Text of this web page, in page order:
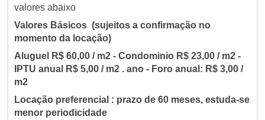
valores abaixo
Valores Básicos (sujeitos a confirmação no
momento da locação)
Aluguel R$ 60,00 / m2 - Condominio R$ 23,00 / m2 -
IPTU anual R$ 5,00 / m2 . ano - Foro anual: R$ 3,00 /
m2
Locação preferencial : prazo de 60 meses, estuda-se
menor periodicidade